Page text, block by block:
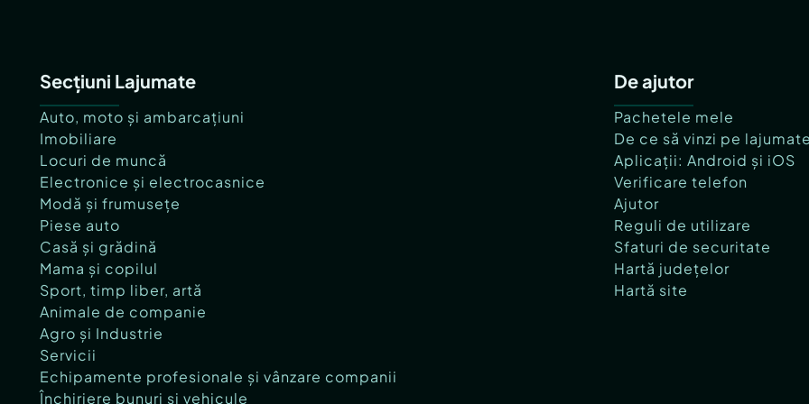
Secțiuni Lajumate
Auto, moto și ambarcațiuni
Imobiliare
Locuri de muncă
Electronice și electrocasnice
Modă și frumusețe
Piese auto
Casă și grădină
Mama și copilul
Sport, timp liber, artă
Animale de companie
Agro și Industrie
Servicii
Echipamente profesionale și vânzare companii
Închiriere bunuri și vehicule
De ajutor
Pachetele mele
De ce să vinzi pe
Aplicații: Android și iOS
Verificare telefon
Ajutor
Reguli de utilizare
Sfaturi de securitate
Hartă județelor
Hartă site